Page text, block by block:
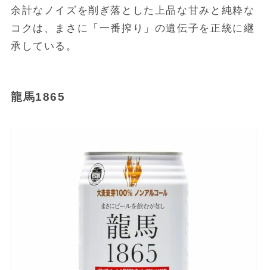
余計なノイズを削ぎ落とした上品な甘みと純粋な
コクは、まさに「一番搾り」の遺伝子を正統に継
承している。
龍馬1865